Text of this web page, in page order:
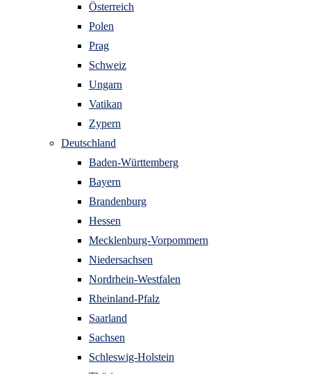
Österreich
Polen
Prag
Schweiz
Ungarn
Vatikan
Zypern
Deutschland
Baden-Württemberg
Bayern
Brandenburg
Hessen
Mecklenburg-Vorpommern
Niedersachsen
Nordrhein-Westfalen
Rheinland-Pfalz
Saarland
Sachsen
Schleswig-Holstein